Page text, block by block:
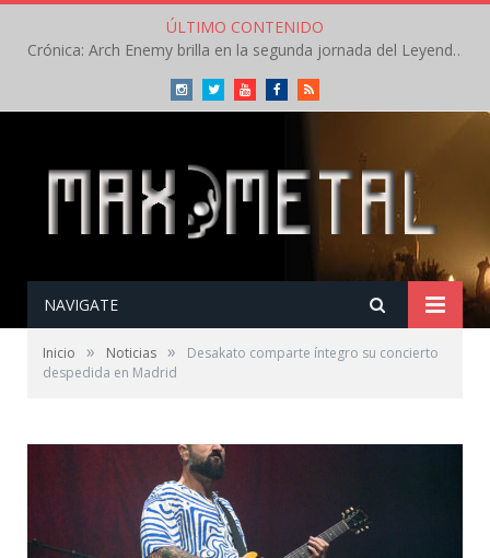
ÚLTIMO CONTENIDO
Crónica: Arch Enemy brilla en la segunda jornada del Leyendas del Rock – Jueves – Agosto 2026
InstagramTwitterYoutubeFacebookRSS
NAVIGATE
Inicio » Noticias »
Desakato comparte íntegro su concierto
despedida en Madrid